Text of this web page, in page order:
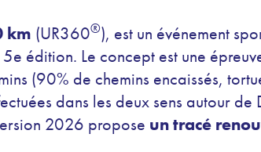
km (UR360®), est un événement
e édition. Le concept est une
(90% de chemins encaissés,
dans les deux sens autour
2026 propose un tracé